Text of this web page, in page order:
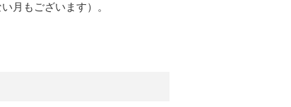
月もございます）。